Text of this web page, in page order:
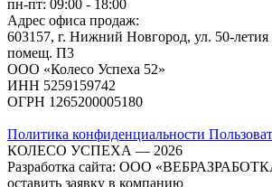
пн-пт: 09:00 - 18:00
Адрес офиса продаж:
603157, г. Нижний Новгород, ул. 50-
помещ. П3
ООО «Колесо Успеха 52»
ИНН 5259159742
ОГРН 1265200005180
Политика конфиденциальности
КОЛЕСО УСПЕХА ― 2026
Разработка сайта: ООО
оставить заявку в компанию